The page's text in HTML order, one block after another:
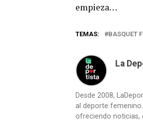
empieza…
TEMAS: BASQUET
La
Desde 2008,
al deporte
ofreciendo noticias,